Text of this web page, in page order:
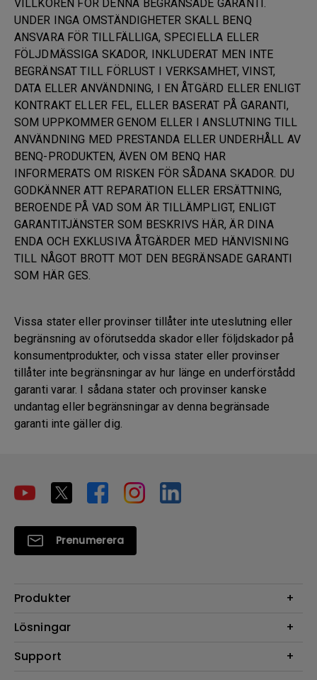
VILLKOREN FÖR DENNA BEGRÄNSADE GARANTI.
UNDER INGA OMSTÄNDIGHETER SKALL BENQ
ANSVARA FÖR TILLFÄLLIGA, SPECIELLA ELLER
FÖLJDMÄSSIGA SKADOR, INKLUDERAT MEN INTE
BEGRÄNSAT TILL FÖRLUST I VERKSAMHET, VINST,
DATA ELLER ANVÄNDNING, I EN ÅTGÄRD ELLER ENLIGT
KONTRAKT ELLER FEL, ELLER BASERAT PÅ GARANTI,
SOM UPPKOMMER GENOM ELLER I ANSLUTNING TILL
ANVÄNDNING MED PRESTANDA ELLER UNDERHÅLL AV
BENQ-PRODUKTEN, ÄVEN OM BENQ HAR
INFORMERATS OM RISKEN FÖR SÅDANA SKADOR. DU
GODKÄNNER ATT REPARATION ELLER ERSÄTTNING,
BEROENDE PÅ VAD SOM ÄR TILLÄMPLIGT, ENLIGT
GARANTITJÄNSTER SOM BESKRIVS HÄR, ÄR DINA
ENDA OCH EXKLUSIVA ÅTGÄRDER MED HÄNVISNING
TILL NÅGOT BROTT MOT DEN BEGRÄNSADE GARANTI
SOM HÄR GES.
Vissa stater eller provinser tillåter inte uteslutning eller
begränsning av oförutsedda skador eller följdskador på
konsumentprodukter, och vissa stater eller provinser
tillåter inte begränsningar av hur länge en underförstådd
garanti varar. I sådana stater och provinser kanske
undantag eller begränsningar av denna begränsade
garanti inte gäller dig.
Prenumerera
Produkter
Projektorer
Belysning
Lösningar
Digital Display
Support